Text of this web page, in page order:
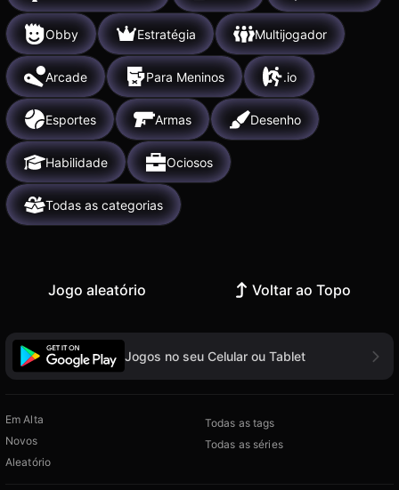
Obby Estratégia Multijogador
Arcade Para Meninos .io
Esportes Armas Desenho
Habilidade Ociosos
Todas as categorias
Jogo aleatório Voltar ao Topo
Jogos no seu Celular ou Tablet
Em Alta
Novos
Aleatório
Todas as tags
Todas as séries